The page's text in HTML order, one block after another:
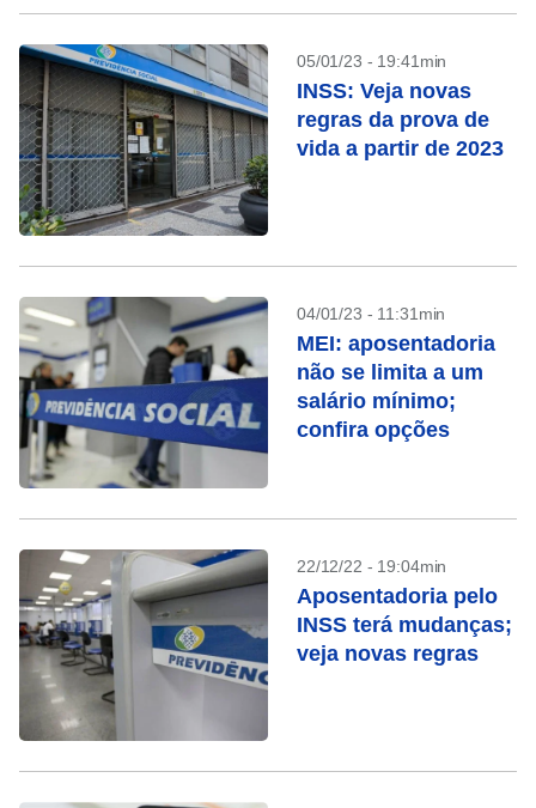
05/01/23 - 19:41min
INSS: Veja novas
regras da prova de
vida a partir de 2023
04/01/23 - 11:31min
MEI: aposentadoria
não se limita a um
salário mínimo;
confira opções
22/12/22 - 19:04min
Aposentadoria pelo
INSS terá mudanças;
veja novas regras